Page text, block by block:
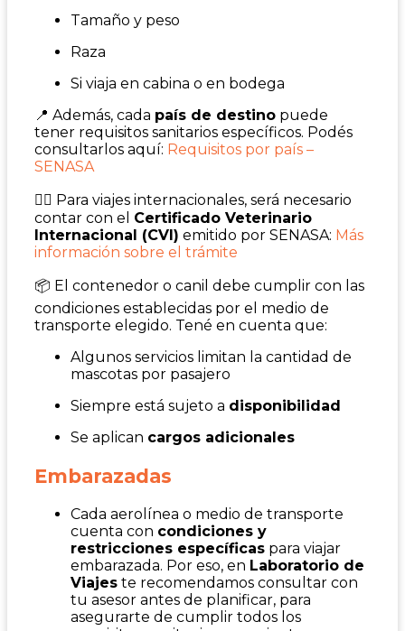
Tamaño y peso
Raza
Si viaja en cabina o en bodega
📍 Además, cada país de destino puede
tener requisitos sanitarios específicos. Podés
consultarlos aquí: Requisitos por país –
SENASA
🐕‍🦺 Para viajes internacionales, será necesario
contar con el Certificado Veterinario
Internacional (CVI) emitido por SENASA: Más
información sobre el trámite
📦 El contenedor o canil debe cumplir con las
condiciones establecidas por el medio de
transporte elegido. Tené en cuenta que:
Algunos servicios limitan la cantidad de
mascotas por pasajero
Siempre está sujeto a disponibilidad
Se aplican cargos adicionales
Embarazadas
Cada aerolínea o medio de transporte
cuenta con condiciones y
restricciones específicas para viajar
embarazada. Por eso, en Laboratorio de
Viajes te recomendamos consultar con
tu asesor antes de planificar, para
asegurarte de cumplir todos los